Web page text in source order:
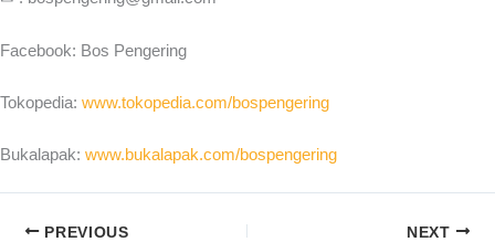
Facebook: Bos Pengering
Tokopedia: www.tokopedia.com/bospengering
Bukalapak: www.bukalapak.com/bospengering
PREVIOUS NEXT